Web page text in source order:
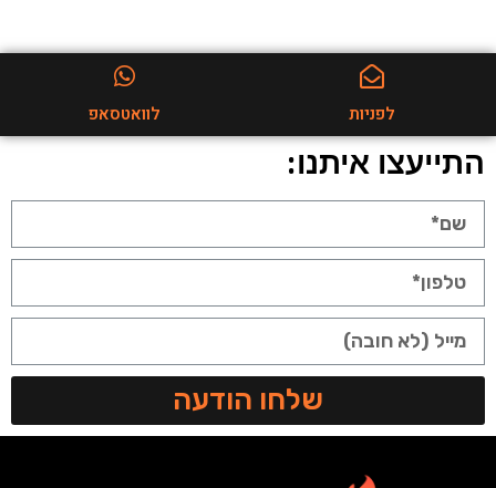
לפניות לוואטסאפ
התייעצו איתנו:
שלחו הודעה